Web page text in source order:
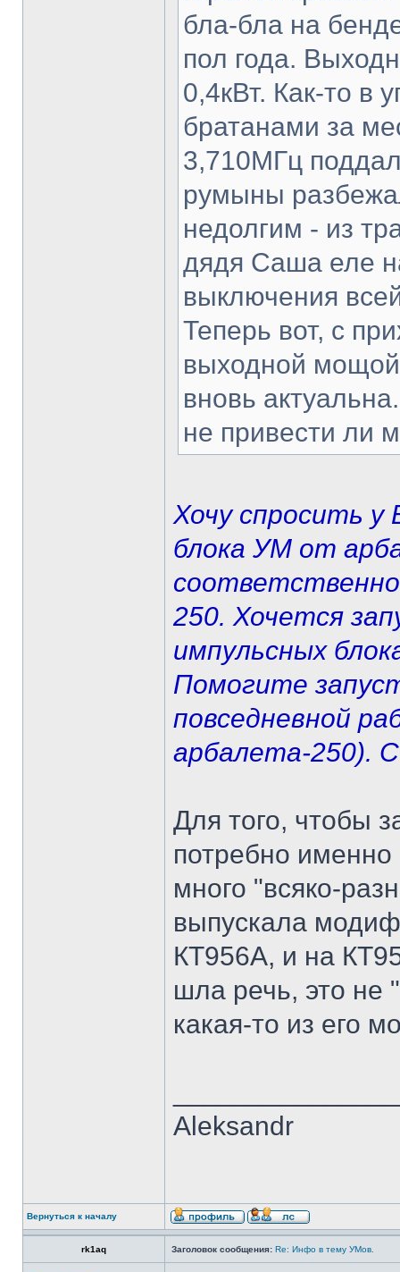
бла-бла на
пол года.
0,4кВт. Как-то в
братанами за
3,710МГц
румыны
недолгим - из
дядя Саша еле
выключения
Теперь вот, с
выходной
вновь
не привести ли
Хочу спросить у
блока УМ от
250. Хочется
импульсных
Помогите
повседневной
арбалета-250).
Для того, чтобы
потребно
много "всяко-
выпускала
КТ956А, и на
шла речь, это не
какая-то из его
Aleksandr
Вернуться к началу
rk1aq Заголовок сообщения: Re: Инфо в тему УМов.